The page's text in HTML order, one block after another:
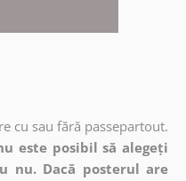
cu sau fără passepartout.
este posibil să alegeți
nu. Dacă posterul are